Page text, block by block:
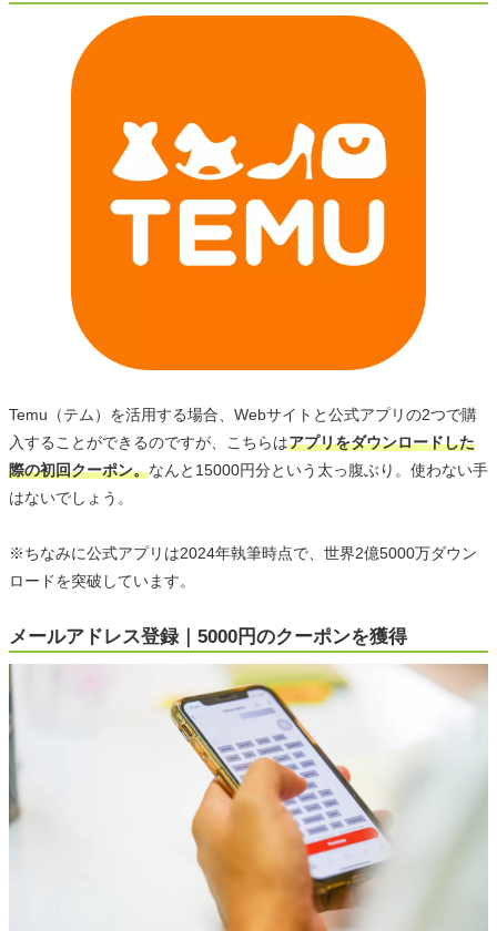
Temu（テム）を活用する場合、Webサイトと公式アプリの2つで購
入することができるのですが、こちらはアプリをダウンロードした
際の初回クーポン。なんと15000円分という太っ腹ぶり。使わない手
はないでしょう。
※ちなみに公式アプリは2024年執筆時点で、世界2億5000万ダウン
ロードを突破しています。
メールアドレス登録｜5000円のクーポンを獲得